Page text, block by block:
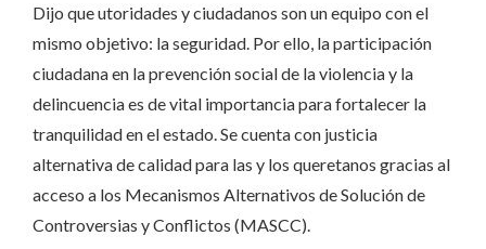
Dijo que utoridades y ciudadanos son un equipo con el
mismo objetivo: la seguridad. Por ello, la participación
ciudadana en la prevención social de la violencia y la
delincuencia es de vital importancia para fortalecer la
tranquilidad en el estado. Se cuenta con justicia
alternativa de calidad para las y los queretanos gracias al
acceso a los Mecanismos Alternativos de Solución de
Controversias y Conflictos (MASCC).